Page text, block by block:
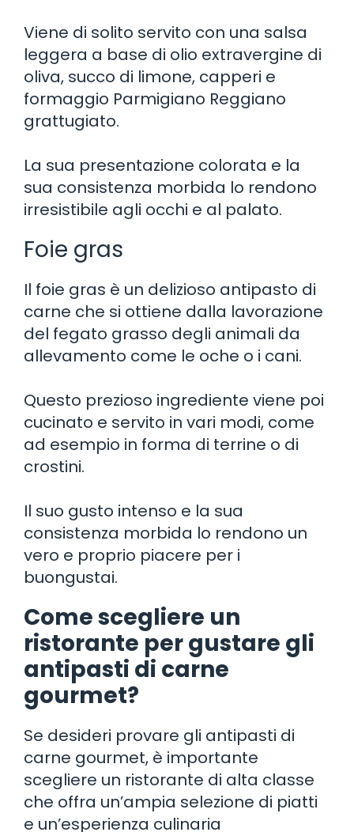
Viene di solito servito con una salsa
leggera a base di olio extravergine di
oliva, succo di limone, capperi e
formaggio Parmigiano Reggiano
grattugiato.
La sua presentazione colorata e la
sua consistenza morbida lo rendono
irresistibile agli occhi e al palato.
Foie gras
Il foie gras è un delizioso antipasto di
carne che si ottiene dalla lavorazione
del fegato grasso degli animali da
allevamento come le oche o i cani.
Questo prezioso ingrediente viene poi
cucinato e servito in vari modi, come
ad esempio in forma di terrine o di
crostini.
Il suo gusto intenso e la sua
consistenza morbida lo rendono un
vero e proprio piacere per i
buongustai.
Come scegliere un
ristorante per gustare gli
antipasti di carne
gourmet?
Se desideri provare gli antipasti di
carne gourmet, è importante
scegliere un ristorante di alta classe
che offra un’ampia selezione di piatti
e un’esperienza culinaria